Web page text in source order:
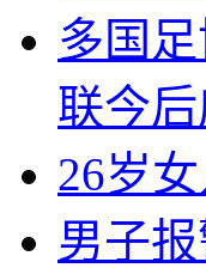
多国
联今
26岁
男子